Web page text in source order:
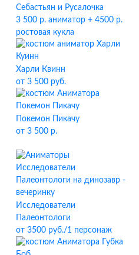
Себастьян и Русалочка
3 500 р. аниматор + 4500 р.
ростовая кукла
Харли Квинн
от 3 500 руб.
Покемон Пикачу
от 3 500 р.
Исследователи
Палеонтологи
от 3500 руб./1 персонаж